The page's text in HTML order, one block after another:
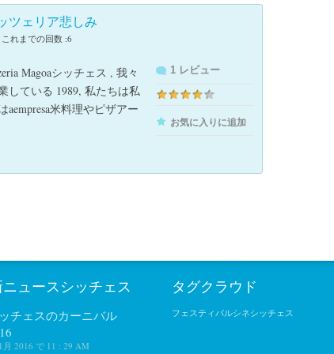
ツェリア悲しみ
これまでの回数 :6
1 レビュー
お気に入りに追加
Magoaシッチェス , 我々
している 1989, 私たちは私
aempresa米料理やピザアー
ュースシッチェス
チェスのカーニバル
月 2016 で 11 : 29 AM
タグクラウド
フェスティバルシネシッチェス